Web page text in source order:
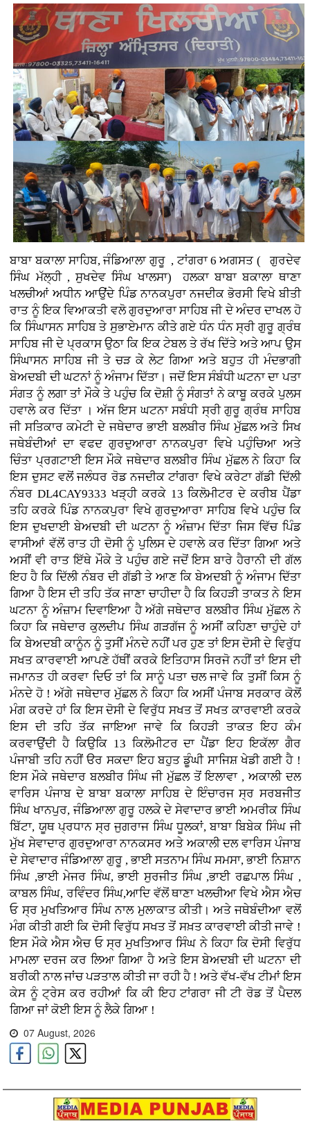
ਬਾਬਾ ਬਕਾਲਾ ਸਾਹਿਬ, ਜੰਡਿਆਲਾ ਗੁਰੂ , ਟਾਂਗਰਾ 6 ਅਗਸਤ ( ਗੁਰਦੇਵ
ਸਿੰਘ ਮੱਲ੍ਹੀ , ਸੁਖਦੇਵ ਸਿੰਘ ਖਾਲਸਾ)
ਹਲਕਾ ਬਾਬਾ ਬਕਾਲਾ ਥਾਣਾ
ਖਲਚੀਆਂ ਅਧੀਨ ਆਉਂਦੇ ਪਿੰਡ ਨਾਨਕਪੁਰਾ ਨਜਦੀਕ ਭੋਰਸੀ ਵਿਖੇ ਬੀਤੀ
ਰਾਤ ਨੂੰ ਇਕ ਵਿਆਕਤੀ ਵਲੋ ਗੁਰਦੁਆਰਾ ਸਾਹਿਬ ਜੀ ਦੇ ਅੰਦਰ ਦਾਖਲ ਹੋ
ਕਿ ਸਿੰਘਾਸਨ ਸਾਹਿਬ ਤੇ ਸੁਭਾਏਮਾਨ ਕੀਤੇ ਗਏ ਧੰਨ ਧੰਨ ਸ੍ਰੀ ਗੁਰੂ ਗ੍ਰੰਥ
ਸਾਹਿਬ ਜੀ ਦੇ ਪ੍ਰਕਾਸ ਉਠਾ ਕਿ ਇਕ ਟੇਬਲ ਤੇ ਰੱਖ ਦਿੱਤੇ ਅਤੇ ਆਪ ਉਸ
ਸਿੰਘਾਸਨ ਸਾਹਿਬ ਜੀ ਤੇ ਚੜ ਕੇ ਲੇਟ ਗਿਆ ਅਤੇ ਬਹੁਤ ਹੀ ਮੰਦਭਾਗੀ
ਬੇਅਦਬੀ ਦੀ ਘਟਨਾਂ ਨੂੰ ਅੰਜਾਮ ਦਿੱਤਾ। ਜਦੋਂ ਇਸ ਸੰਬੰਧੀ ਘਟਨਾ ਦਾ ਪਤਾ
ਸੰਗਤ ਨੂੰ ਲਗਾ ਤਾਂ ਮੌਕੇ ਤੇ ਪਹੁੰਚ ਕਿ ਦੋਸ਼ੀ ਨੂੰ ਸੰਗਤਾਂ ਨੇ ਕਾਬੂ ਕਰਕੇ ਪੁਲਸ
ਹਵਾਲੇ ਕਰ ਦਿੱਤਾ । ਅੱਜ ਇਸ ਘਟਨਾ ਸਬੰਧੀ ਸ੍ਰੀ ਗੁਰੂ ਗ੍ਰੰਥ ਸਾਹਿਬ
ਜੀ ਸਤਿਕਾਰ ਕਮੇਟੀ ਦੇ ਜਥੇਦਾਰ ਭਾਈ ਬਲਬੀਰ ਸਿੰਘ ਮੁੱਛਲ ਅਤੇ ਸਿਖ
ਜਥੇਬੰਦੀਆਂ ਦਾ ਵਫਦ ਗੁਰਦੁਆਰਾ ਨਾਨਕਪੁਰਾ ਵਿਖੇ ਪਹੁੰਚਿਆ ਅਤੇ
ਚਿੰਤਾ ਪ੍ਰਗਟਾਈ ਇਸ ਮੌਕੇ ਜਥੇਦਾਰ ਬਲਬੀਰ ਸਿੰਘ ਮੁੱਛਲ ਨੇ ਕਿਹਾ ਕਿ
ਇਸ ਦੁਸਟ ਵਲੋਂ ਜਲੰਧਰ ਰੋਡ ਨਜਦੀਕ ਟਾਂਗਰਾ ਵਿਖੇ ਕਰੇਟਾ ਗੱਡੀ ਦਿੱਲੀ
ਨੰਬਰ DL4CAY9333 ਖੜ੍ਹੀ ਕਰਕੇ 13 ਕਿਲੋਮੀਟਰ ਦੇ ਕਰੀਬ ਪੈਂਡਾ
ਤਹਿ ਕਰਕੇ ਪਿੰਡ ਨਾਨਕਪੁਰਾ ਵਿਖੇ ਗੁਰਦੁਆਰਾ ਸਾਹਿਬ ਵਿਖੇ ਪਹੁੰਚ ਕਿ
ਇਸ ਦੁਖਦਾਈ ਬੇਅਦਬੀ ਦੀ ਘਟਨਾ ਨੂੰ ਅੰਜ਼ਾਮ ਦਿੱਤਾ ਜਿਸ ਵਿੱਚ ਪਿੰਡ
ਵਾਸੀਆਂ ਵੱਲੋਂ ਰਾਤ ਹੀ ਦੋਸੀ ਨੂੰ ਪੁਲਿਸ ਦੇ ਹਵਾਲੇ ਕਰ ਦਿੱਤਾ ਗਿਆ ਅਤੇ
ਅਸੀਂ ਵੀ ਰਾਤ ਇੱਥੇ ਮੌਕੇ ਤੇ ਪਹੁੰਚ ਗਏ ਜਦੋਂ ਇਸ ਬਾਰੇ ਹੈਰਾਨੀ ਦੀ ਗੱਲ
ਇਹ ਹੈ ਕਿ ਦਿੱਲੀ ਨੰਬਰ ਦੀ ਗੱਡੀ ਤੇ ਆਣ ਕਿ ਬੇਅਦਬੀ ਨੂੰ ਅੰਜਾਮ ਦਿੱਤਾ
ਗਿਆ ਹੈ ਇਸ ਦੀ ਤਹਿ ਤੱਕ ਜਾਣਾ ਚਾਹੀਦਾ ਹੈ ਕਿ ਕਿਹੜੀ ਤਾਕਤ ਨੇ ਇਸ
ਘਟਨਾ ਨੂੰ ਅੰਜ਼ਾਮ ਦਿਵਾਇਆ ਹੈ ਅੱਗੇ ਜਥੇਦਾਰ ਬਲਬੀਰ ਸਿੰਘ ਮੁੱਛਲ ਨੇ
ਕਿਹਾ ਕਿ ਜਥੇਦਾਰ ਕੁਲਦੀਪ ਸਿੰਘ ਗੜਗੱਜ ਨੂੰ ਅਸੀਂ ਕਹਿਣਾ ਚਾਹੁੰਦੇ ਹਾਂ
ਕਿ ਬੇਅਦਬੀ ਕਾਨੂੰਨ ਨੂੰ ਤੁਸੀਂ ਮੰਨਦੇ ਨਹੀਂ ਪਰ ਹੁਣ ਤਾਂ ਇਸ ਦੋਸੀ ਦੇ ਵਿਰੁੱਧ
ਸਖਤ ਕਾਰਵਾਈ ਆਪਣੇ ਹੱਥੀਂ ਕਰਕੇ ਇਤਿਹਾਸ ਸਿਰਜੋ ਨਹੀਂ ਤਾਂ ਇਸ ਦੀ
ਜਮਾਨਤ ਹੀ ਕਰਵਾ ਦਿਓ ਤਾਂ ਕਿ ਸਾਨੂੰ ਪਤਾ ਚਲ ਜਾਵੇ ਕਿ ਤੁਸੀਂ ਕਿਸ ਨੂੰ
ਮੰਨਦੇ ਹੋ ! ਅੱਗੇ ਜਥੇਦਾਰ ਮੁੱਛਲ ਨੇ ਕਿਹਾ ਕਿ ਅਸੀਂ ਪੰਜਾਬ ਸਰਕਾਰ ਕੋਲੋਂ
ਮੰਗ ਕਰਦੇ ਹਾਂ ਕਿ ਇਸ ਦੋਸੀ ਦੇ ਵਿਰੁੱਧ ਸਖਤ ਤੋਂ ਸਖਤ ਕਾਰਵਾਈ ਕਰਕੇ
ਇਸ ਦੀ ਤਹਿ ਤੱਕ ਜਾਇਆ ਜਾਵੇ ਕਿ ਕਿਹੜੀ ਤਾਕਤ ਇਹ ਕੰਮ
ਕਰਵਾਉਂਦੀ ਹੈ ਕਿਉਕਿ 13 ਕਿਲੋਮੀਟਰ ਦਾ ਪੈਂਡਾ ਇਹ ਇਕੱਲਾ ਗੈਰ
ਪੰਜਾਬੀ ਤਹਿ ਨਹੀਂ ੳਰ ਸਕਦਾ ਇਹ ਬਹੁਤ ਡੂੰਘੀ ਸਾਜਿਸ਼ ਖੇਡੀ ਗਈ ਹੈ !
ਇਸ ਮੌਕੇ ਜਥੇਦਾਰ ਬਲਬੀਰ ਸਿੰਘ ਜੀ ਮੁੱਛਲ ਤੋਂ ਇਲਾਵਾ , ਅਕਾਲੀ ਦਲ
ਵਾਰਿਸ ਪੰਜਾਬ ਦੇ ਬਾਬਾ ਬਕਾਲਾ ਸਾਹਿਬ ਦੇ ਇੰਚਾਰਜ ਸ੍ਰ ਸਰਬਜੀਤ
ਸਿੰਘ ਖਾਨਪੁਰ, ਜੰਡਿਆਲਾ ਗੁਰੂ ਹਲਕੇ ਦੇ ਸੇਵਾਦਾਰ ਭਾਈ ਅਮਰੀਕ ਸਿੰਘ
ਬਿੱਟਾ, ਯੂਥ ਪ੍ਰਧਾਨ ਸ੍ਰ ਜੁਗਰਾਜ ਸਿੰਘ ਧੂਲਕਾਂ, ਬਾਬਾ ਬਿਬੇਕ ਸਿੰਘ ਜੀ
ਮੁੱਖ ਸੇਵਾਦਾਰ ਗੁਰਦੁਆਰਾ ਨਾਨਕਸਰ ਅਤੇ ਅਕਾਲੀ ਦਲ ਵਾਰਿਸ ਪੰਜਾਬ
ਦੇ ਸੇਵਾਦਾਰ ਜੰਡਿਆਲਾ ਗੁਰੂ , ਭਾਈ ਸਤਨਾਮ ਸਿੰਘ ਸਮਸਾ, ਭਾਈ ਨਿਸ਼ਾਨ
ਸਿੰਘ ,ਭਾਈ ਮੇਜਰ ਸਿੰਘ, ਭਾਈ ਸੁਰਜੀਤ ਸਿੰਘ ,ਭਾਈ ਰਛਪਾਲ ਸਿੰਘ ,
ਕਾਬਲ ਸਿੰਘ, ਰਵਿੰਦਰ ਸਿੰਘ,ਆਦਿ ਵੱਲੋਂ ਥਾਣਾ ਖਲਚੀਆ ਵਿਖੇ ਐਸ ਐਚ
ਓ ਸ੍ਰ ਮੁਖਤਿਆਰ ਸਿੰਘ ਨਾਲ ਮੁਲਾਕਾਤ ਕੀਤੀ। ਅਤੇ ਜਥੇਬੰਦੀਆ ਵਲੋਂ
ਮੰਗ ਕੀਤੀ ਗਈ ਕਿ ਦੋਸੀ ਵਿਰੁੱਧ ਸਖਤ ਤੋਂ ਸਖ਼ਤ ਕਾਰਵਾਈ ਕੀਤੀ ਜਾਵੇ !
ਇਸ ਮੌਕੇ ਐਸ ਐਚ ਓ ਸ੍ਰ ਮੁਖਤਿਆਰ ਸਿੰਘ ਨੇ ਕਿਹਾ ਕਿ ਦੋਸੀ ਵਿਰੁੱਧ
ਮਾਮਲਾ ਦਰਜ ਕਰ ਲਿਆ ਗਿਆ ਹੈ ਅਤੇ ਇਸ ਬੇਅਦਬੀ ਦੀ ਘਟਨਾ ਦੀ
ਬਰੀਕੀ ਨਾਲ ਜਾਂਚ ਪੜਤਾਲ ਕੀਤੀ ਜਾ ਰਹੀ ਹੈ ! ਅਤੇ ਵੱਖ-ਵੱਖ ਟੀਮਾਂ ਇਸ
ਕੇਸ ਨੂੰ ਟ੍ਰੇਸ ਕਰ ਰਹੀਆਂ ਕਿ ਕੀ ਇਹ ਟਾਂਗਰਾ ਜੀ ਟੀ ਰੋਡ ਤੋਂ ਪੈਦਲ
ਗਿਆ ਜਾਂ ਕੋਈ ਇਸ ਨੂੰ ਲੈਕੇ ਗਿਆ !
07 August, 2026